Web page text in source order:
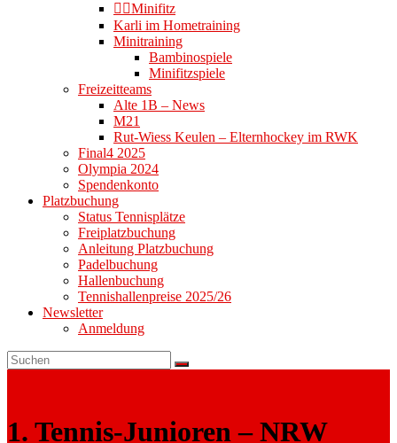
👉🏻Minifitz
Karli im Hometraining
Minitraining
Bambinospiele
Minifitzspiele
Freizeitteams
Alte 1B – News
M21
Rut-Wiess Keulen – Elternhockey im RWK
Final4 2025
Olympia 2024
Spendenkonto
Platzbuchung
Status Tennisplätze
Freiplatzbuchung
Anleitung Platzbuchung
Padelbuchung
Hallenbuchung
Tennishallenpreise 2025/26
Newsletter
Anmeldung
1. Tennis-Junioren – NRW